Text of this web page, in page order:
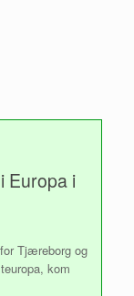
Europa i
Tjæreborg og
kom